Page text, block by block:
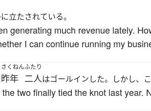
に立たされている。
generating much revenue lately.
I can continue running my
さくねん
昨年
ふたり
二人はゴールインした。しかし、
two finally tied the knot last year.